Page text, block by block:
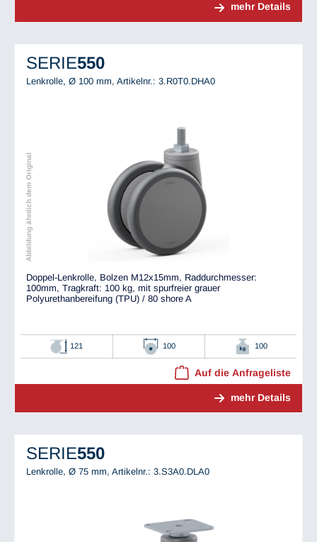
mehr Details
SERIE550
Lenkrolle, Ø 100 mm, Artikelnr.: 3.R0T0.DHA0
Abbildung ähnlich dem Original
Doppel-Lenkrolle, Bolzen M12x15mm, Raddurchmesser:
100mm, Tragkraft: 100 kg, mit spurfreier grauer
Polyurethanbereifung (TPU) / 80 shore A
121 100 100
Auf die Anfrageliste
mehr Details
SERIE550
Lenkrolle, Ø 75 mm, Artikelnr.: 3.S3A0.DLA0